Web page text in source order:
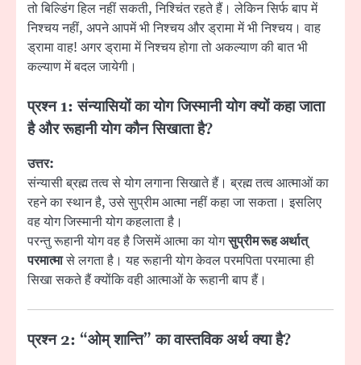
तो बिल्डिंग हिल नहीं सकती, निश्चिंत रहते हैं। लेकिन सिर्फ बाप में
निश्चय नहीं, अपने आपमें भी निश्चय और ड्रामा में भी निश्चय। वाह
ड्रामा वाह! अगर ड्रामा में निश्चय होगा तो अकल्याण की बात भी
कल्याण में बदल जायेगी।
प्रश्न 1: संन्यासियों का योग जिस्मानी योग क्यों कहा जाता
है और रूहानी योग कौन सिखाता है?
उत्तर:
संन्यासी ब्रह्म तत्व से योग लगाना सिखाते हैं। ब्रह्म तत्व आत्माओं का
रहने का स्थान है, उसे सुप्रीम आत्मा नहीं कहा जा सकता। इसलिए
वह योग जिस्मानी योग कहलाता है।
परन्तु रूहानी योग वह है जिसमें आत्मा का योगसुप्रीम रूह अर्थात्
परमात्मासे लगता है। यह रूहानी योग केवल परमपिता परमात्मा ही
सिखा सकते हैं क्योंकि वही आत्माओं के रूहानी बाप हैं।
प्रश्न 2: “ओम् शान्ति” का वास्तविक अर्थ क्या है?